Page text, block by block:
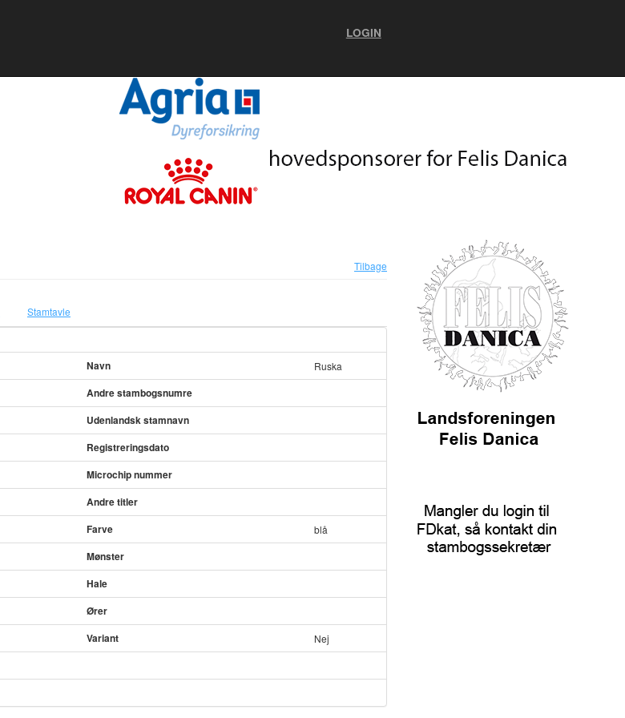
LOGIN
Tilbage
Stamtavle
Navn Ruska
Andre stambogsnumre
Udenlandsk stamnavn
Registreringsdato
Microchip nummer
Andre titler
Farve blå
Mønster
Hale
Ører
Variant Nej